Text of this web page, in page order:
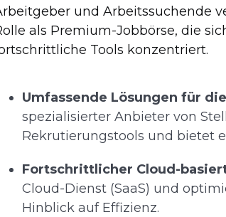
und Arbeitssuchende
als Premium-Jobbörse, die
Tools konzentriert.
Umfassende Lösungen für
spezialisierter Anbieter von
Rekrutierungstools und bietet
Fortschrittlicher Cloud-
Cloud-Dienst (SaaS) und
Hinblick auf Effizienz.